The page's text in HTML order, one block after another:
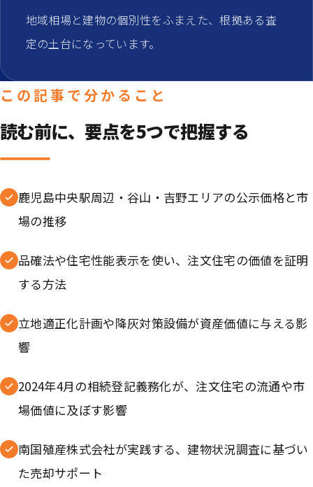
地域相場と建物の個別性をふまえた、根拠ある査
定の土台になっています。
この記事で分かること
読む前に、要点を5つで把握する
鹿児島中央駅周辺・谷山・吉野エリアの公示価格と市
場の推移
品確法や住宅性能表示を使い、注文住宅の価値を証明
する方法
立地適正化計画や降灰対策設備が資産価値に与える影
響
2024年4月の相続登記義務化が、注文住宅の流通や市
場価値に及ぼす影響
南国殖産株式会社が実践する、建物状況調査に基づい
た売却サポート